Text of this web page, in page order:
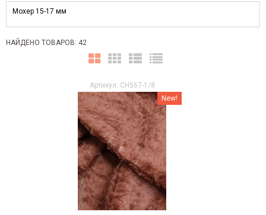
Мохер 15-17 мм
НАЙДЕНО ТОВАРОВ: 42
Артикул: CH567-1/8
New!